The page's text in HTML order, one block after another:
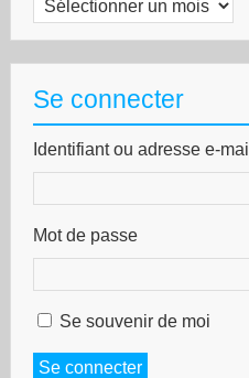
Se connecter
Identifiant ou adresse e-mail
Mot de passe
Se souvenir de moi
Se connecter